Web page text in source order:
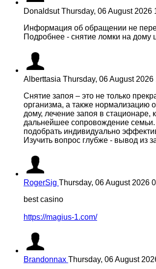
DonaldsutThursday, 06 August 2026
Информация об обращении не
Подробнее - снятие ломки на дому
Alberttasia Thursday, 06 August 2026
Снятие запоя – это не только
организма, а также нормализацию
дому, лечение запоя в
дальнейшее сопровождение семьи.
подобрать индивидуально
Изучить вопрос глубже - вывод из
RogerSig Thursday, 06 August 2026
best casino
https://magius-1.com/
Brandonnax Thursday, 06 August